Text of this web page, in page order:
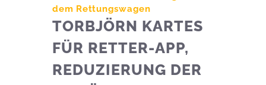
dem Rettungswagen
TORBJÖRN KARTES
FÜR RETTER-APP,
REDUZIERUNG DER